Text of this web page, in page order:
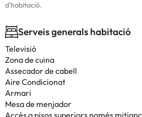
d'habitació.
Serveis generals habitació
Televisió
Zona de cuina
Assecador de cabell
Aire Condicionat
Armari
Mesa de menjador
Accés a pisos superiors només